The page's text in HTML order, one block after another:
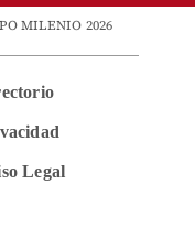
MILENIO 2026
Legal